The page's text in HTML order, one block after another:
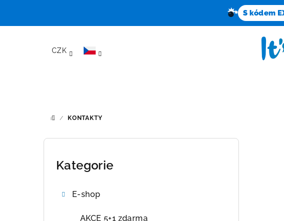
S kódem
CZK
DOMŮ
/ KONTAKTY
P
Přeskočit
Kategorie
E-shop
AKCE 5+1 zdarma